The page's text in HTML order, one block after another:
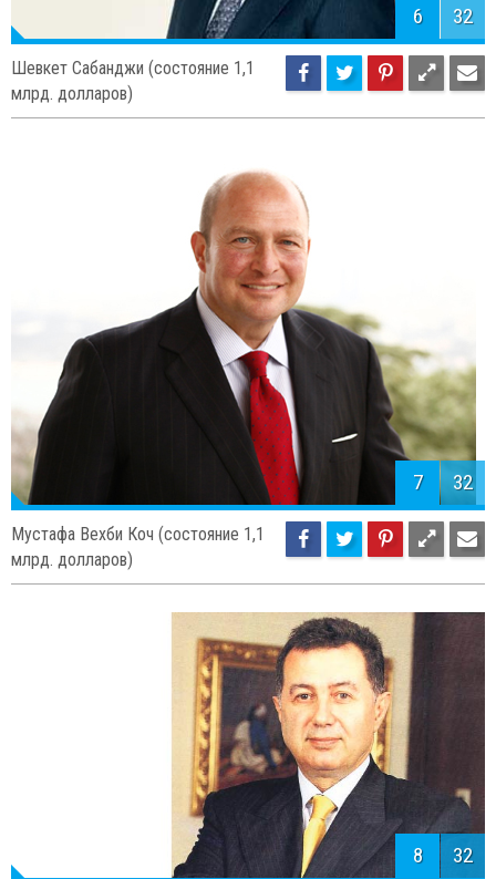
6 32
Шевкет Сабанджи (состояние 1,1
млрд. долларов)
7 32
Мустафа Вехби Коч (состояние 1,1
млрд. долларов)
8 32